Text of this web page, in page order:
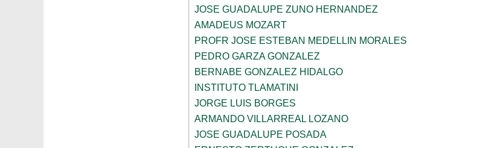
JOSE GUADALUPE ZUNO HERNANDEZ
AMADEUS MOZART
PROFR JOSE ESTEBAN MEDELLIN MORALES
PEDRO GARZA GONZALEZ
BERNABE GONZALEZ HIDALGO
INSTITUTO TLAMATINI
JORGE LUIS BORGES
ARMANDO VILLARREAL LOZANO
JOSE GUADALUPE POSADA